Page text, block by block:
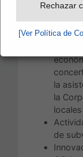
Rechazar
[Ver Política de
la
la
de